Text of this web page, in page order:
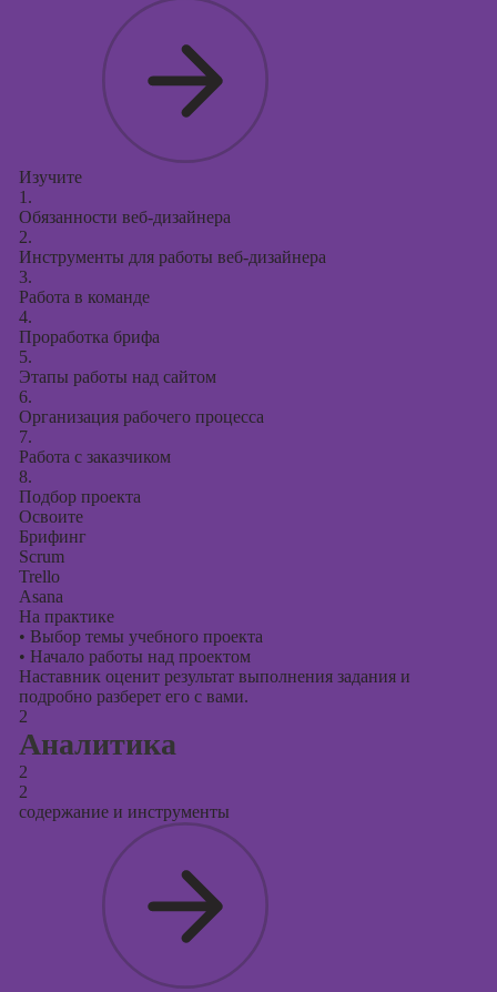
Изучите
1.
Обязанности веб-дизайнера
2.
Инструменты для работы веб-дизайнера
3.
Работа в команде
4.
Проработка брифа
5.
Этапы работы над сайтом
6.
Организация рабочего процесса
7.
Работа с заказчиком
8.
Подбор проекта
Освоите
Брифинг
Scrum
Trello
Asana
На практике
• Выбор темы учебного проекта
• Начало работы над проектом
Наставник оценит результат выполнения задания и
подробно разберет его с вами.
2
Аналитика
2
2
содержание и инструменты